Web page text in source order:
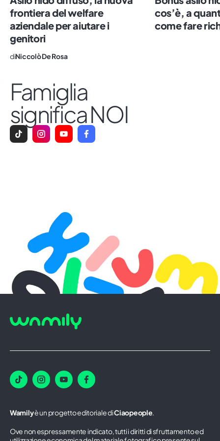
frontiera del welfare
aziendale per aiutare i
genitori
diNiccolò De Rosa
cos’è, a
come fare
Famiglia
significa NOI
Wamilyè un progetto editoriale diCiaopeople.
Ove non espressamente indicato, tutti i diritti di sfruttamento ed